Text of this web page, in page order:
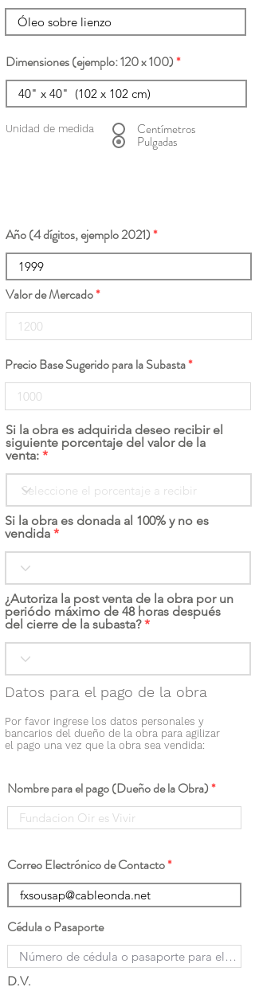
Dimensiones (ejemplo: 120 x 100)
Unidad de medida Centímetros
Pulgadas
Año (4 dígitos, ejemplo 2021)
Valor de Mercado
Precio Base Sugerido para la Subasta
Si la obra es adquirida deseo recibir el
siguiente porcentaje del valor de la
venta:
Si la obra es donada al 100% y no es
vendida
¿Autoriza la post venta de la obra por un
periódo máximo de 48 horas después
del cierre de la subasta?
Datos para el pago de la obra
Por favor ingrese los datos personales y
bancarios del dueño de la obra para agilizar
el pago una vez que la obra sea vendida:
Nombre para el pago (Dueño de la Obra)
Correo Electrónico de Contacto
Cédula o Pasaporte
D.V.